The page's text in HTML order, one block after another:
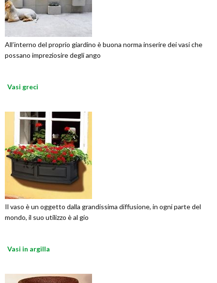
All’interno del proprio giardino è buona norma inserire dei vasi che
possano impreziosire degli ango
Vasi greci
Il vaso è un oggetto dalla grandissima diffusione, in ogni parte del
mondo, il suo utilizzo è al gio
Vasi in argilla